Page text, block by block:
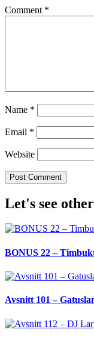
Comment *
Name *
Email *
Website
Let's see
BONUS 22 –
Avsnitt 101 –